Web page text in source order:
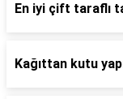
En iyi çift taraflı
Kağıttan kutu